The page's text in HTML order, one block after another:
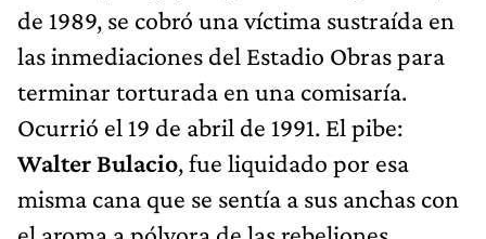
de 1989, se cobró una víctima sustraída en
las inmediaciones del Estadio Obras para
terminar torturada en una comisaría.
Ocurrió el 19 de abril de 1991. El pibe:
Walter Bulacio, fue liquidado por esa
misma cana que se sentía a sus anchas con